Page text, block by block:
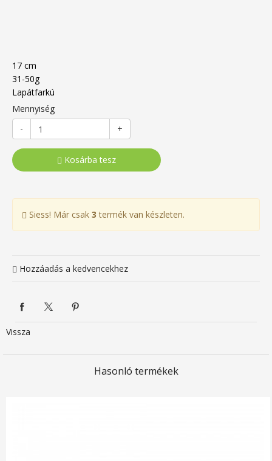
17 cm
31-50g
Lapátfarkú
Mennyiség
-
+
Kosárba tesz
Siess! Már csak 3 termék van készleten.
Hozzáadás a kedvencekhez
Vissza
Hasonló termékek